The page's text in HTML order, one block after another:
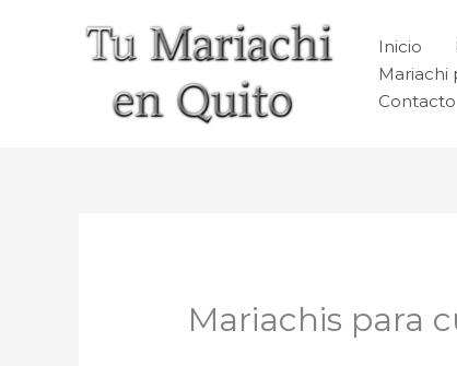
Inicio
Mariachi
Contacto
Mariachis para